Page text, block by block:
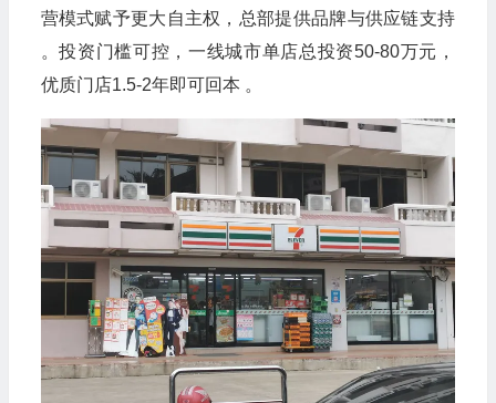
营模式赋予更大自主权，总部提供品牌与供应链支持
。投资门槛可控，一线城市单店总投资50-80万元，
优质门店1.5-2年即可回本 。